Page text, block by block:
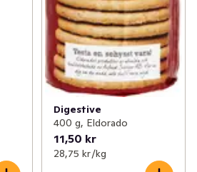
Digestive
400 g, Eldorado
11,50 kr
28,75 kr /kg